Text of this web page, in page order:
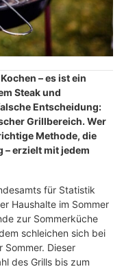
– es ist ein
Steak und
Entscheidung:
Grillbereich. Wer
Methode, die
erzielt mit jedem
für Statistik
Haushalte im Sommer
zur Sommerküche
schleichen sich bei
Sommer. Dieser
des Grills bis zum